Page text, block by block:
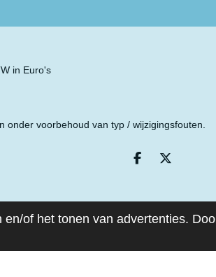
of het tonen van advertenties.
in Euro's
onder voorbehoud van typ / wijzigingsfouten.
D
e
D
l